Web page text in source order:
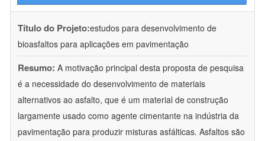
Título do Projeto:estudos para desenvolvimento de
bioasfaltos para aplicações em pavimentação
Resumo: A motivação principal desta proposta de pesquisa
é a necessidade do desenvolvimento de materiais
alternativos ao asfalto, que é um material de construção
largamente usado como agente cimentante na indústria da
pavimentação para produzir misturas asfálticas. Asfaltos são